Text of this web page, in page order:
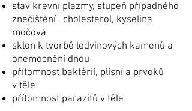
stav krevní plazmy, stupeň případného
znečištění . cholesterol, kyselina
močová
sklon k tvorbě ledvinových kamenů a
onemocnění dnou
přítomnost baktérií, plísní a prvoků
v těle
přítomnost parazitů v těle